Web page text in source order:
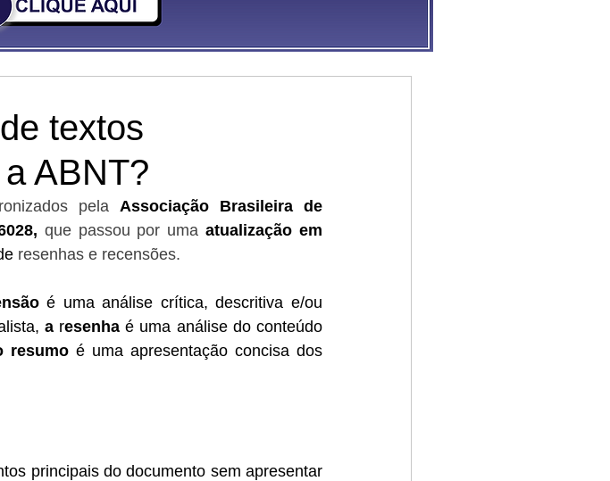
textos
ABNT?
pela Associação Brasileira de
que passou por uma atualização em
resenhas e recensões.
é uma análise crítica, descritiva e/ou
a resenha é uma análise do conteúdo
resumo é uma apresentação concisa dos
principais do documento sem apresentar